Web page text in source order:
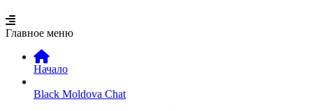
Главное меню
Начало
Black Moldova Chat